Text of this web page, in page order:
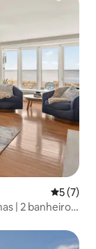
5 de
5 (7)
| 2 banheiros